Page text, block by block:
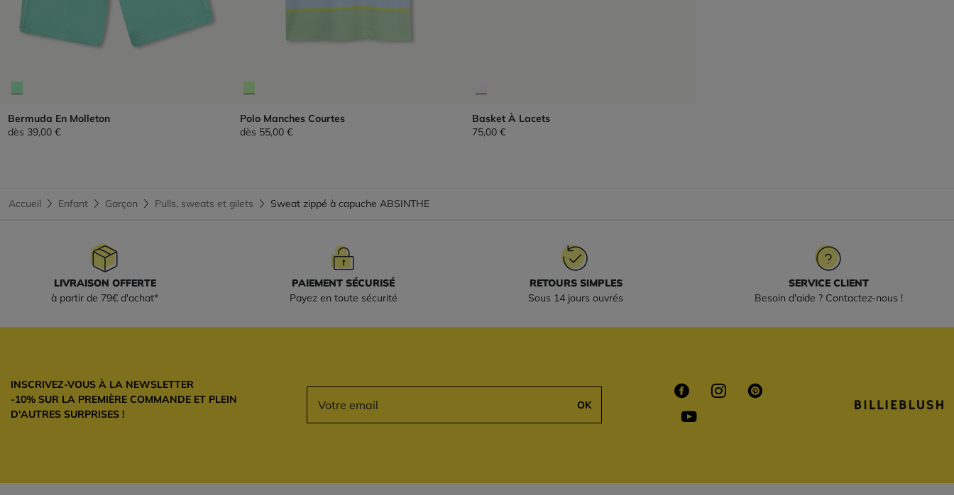
Bermuda En Molleton
dès 39,00 €
Polo Manches Courtes
dès 55,00 €
Basket À Lacets
75,00 €
Accueil Enfant Garçon Pulls, sweats et gilets Sweat zippé à capuche ABSINTHE
LIVRAISON OFFERTE
à partir de 79€ d'achat*
PAIEMENT SÉCURISÉ
Payez en toute sécurité
RETOURS SIMPLES
Sous 14 jours ouvrés
SERVICE CLIENT
Besoin d'aide ? Contactez-nous !
INSCRIVEZ-VOUS À LA NEWSLETTER
-10% SUR LA PREMIÈRE COMMANDE ET PLEIN
D'AUTRES SURPRISES !
OK